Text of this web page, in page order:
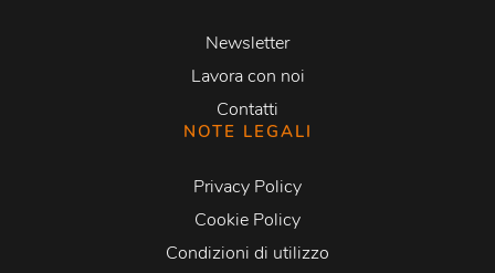
Newsletter
Lavora con noi
Contatti
NOTE LEGALI
Privacy Policy
Cookie Policy
Condizioni di utilizzo